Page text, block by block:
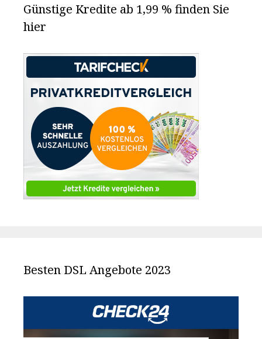
Günstige Kredite ab 1,99 % finden Sie
hier
Besten DSL Angebote 2023